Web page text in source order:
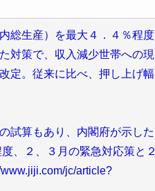
総生産）を最大４．４％程度
対策で、収入減少世帯への現
定。従来に比べ、押し上げ幅
試算もあり、内閣府が示した
、２、３月の緊急対応策と２
jc/article?